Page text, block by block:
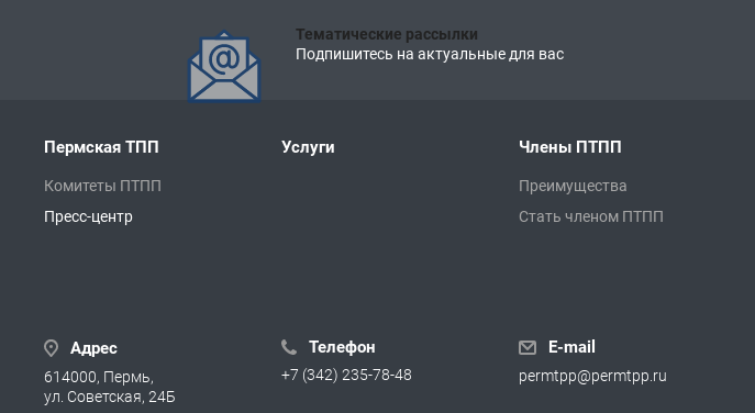
Тематические рассылки
Подпишитесь на актуальные для вас
Пермская ТПП
Комитеты ПТПП
Пресс-центр
Услуги Члены ПТПП
Преимущества
Стать членом ПТПП
Адрес
614000, Пермь,
ул. Советская, 24Б
Телефон
+7 (342) 235-78-48
E-mail
permtpp@permtpp.ru